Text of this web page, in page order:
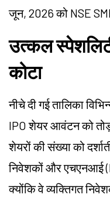
जून, 2026 को NSE
उत्कल
कोटा
नीचे दी गई तालिका
IPO शेयर आवंटन को
शेयरों की संख्या को
निवेशकों और एचएनआई
क्योंकि वे व्यक्तिगत